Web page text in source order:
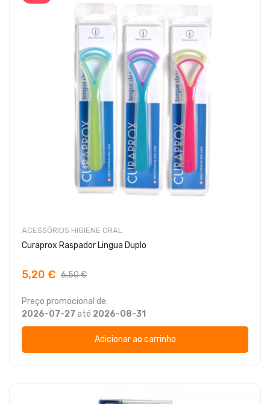
ACESSÓRIOS HIGIENE ORAL
Curaprox Raspador Lingua Duplo
5,20 € 6,50 €
Preço promocional de:
2026-07-27 até 2026-08-31
Adicionar ao carrinho